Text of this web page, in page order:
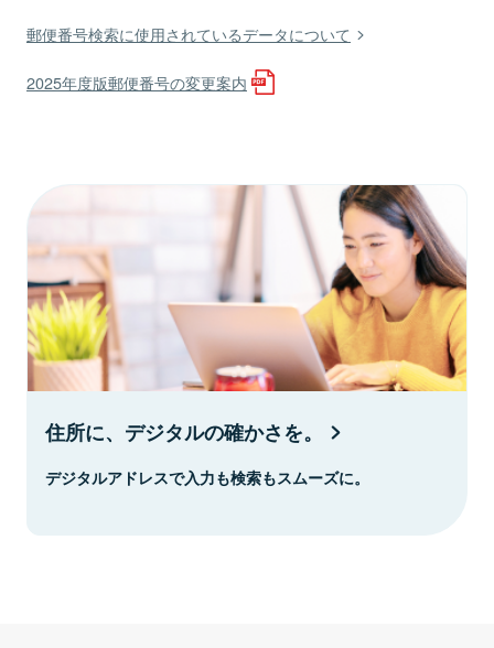
郵便番号検索に使用されているデータについて
2025年度版郵便番号の変更案内
住所に、デジタルの確かさを。
デジタルアドレスで入力も検索もスムーズに。